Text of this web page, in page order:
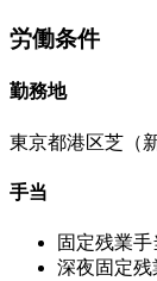
労働条件
勤務地
東京都港区芝（
手当
固定残業手
深夜固定残